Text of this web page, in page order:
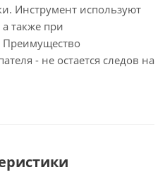
Инструмент используют
также при
Преимущество
- не остается следов на